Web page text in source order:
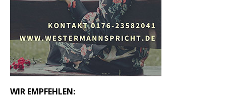
WIR EMPFEHLEN: